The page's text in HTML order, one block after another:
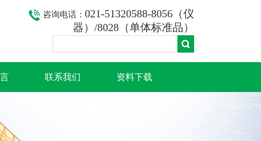
咨询电话： 021-51320588-8056（仪
器）/8028（单体标准品）
联系我们 资料下载